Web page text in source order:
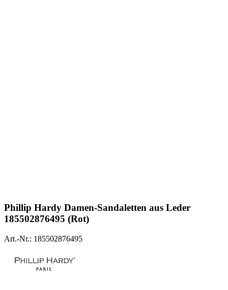
Phillip Hardy Damen-Sandaletten aus Leder
185502876495 (Rot)
Art.-Nr.: 185502876495